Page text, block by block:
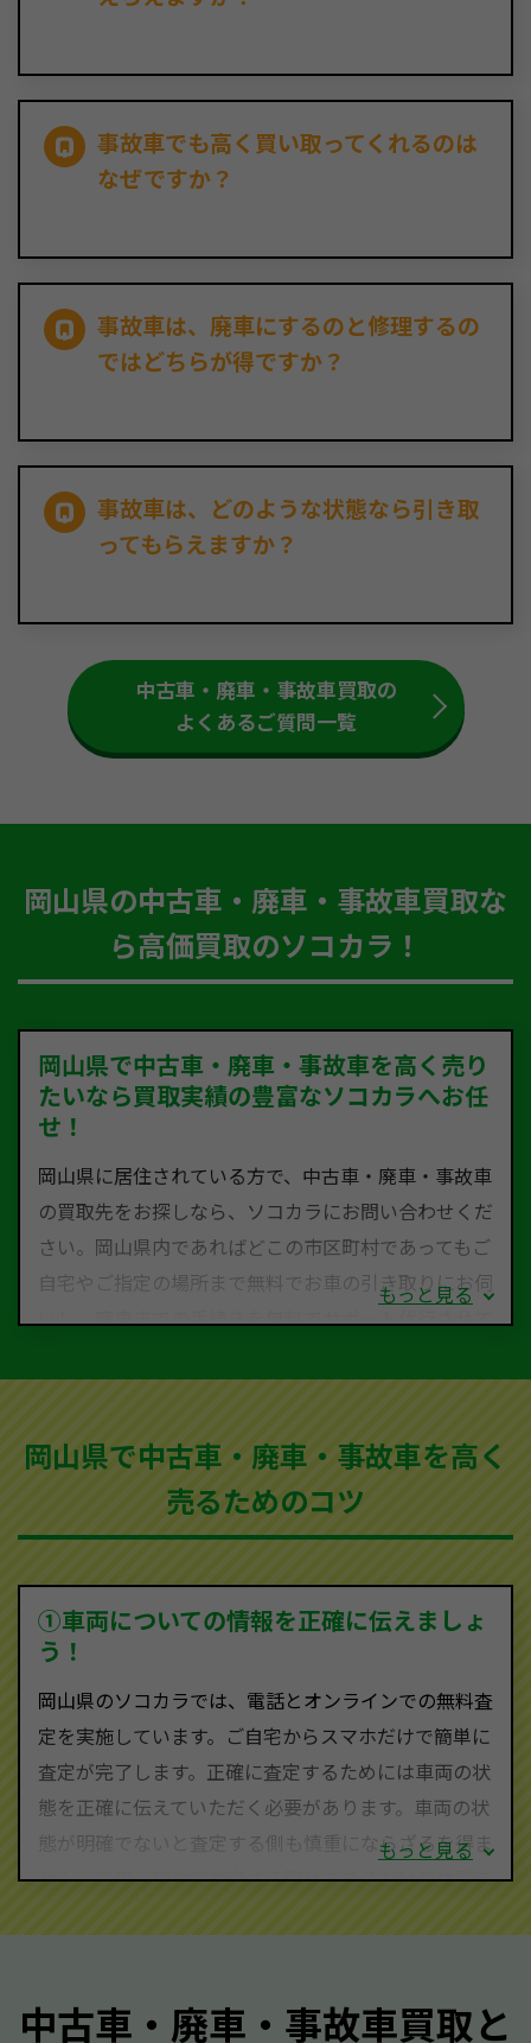
事故車でも高く買い取ってくれるのは
なぜですか？
事故車は、廃車にするのと修理するの
ではどちらが得ですか？
事故車は、どのような状態なら引き取
ってもらえますか？
中古車・廃車・事故車買取の
よくあるご質問一覧
岡山県の中古車・廃車・事故車買取な
ら高価買取のソコカラ！
岡山県で中古車・廃車・事故車を高く売り
たいなら買取実績の豊富なソコカラへお任
せ！
岡山県に居住されている方で、中古車・廃車・事故車
の買取先をお探しなら、ソコカラにお問い合わせくだ
さい。岡山県内であればどこの市区町村であってもご
自宅やご指定の場所まで無料でお車の引き取りにお伺
いし、廃車までの手続きを無料でサポート代行させて
買取可能です。
ソコカラは世界１１０か国に独自の販売ネットワーク
を持ち、国内に自社物流網、自社ヤードをもっている
を実現し、お客様に利益を還元することができるので
す。
590-870）までお問い合わせ下さい。
査定・ご相談・見積もりはすべて無料で行います。安
心してお問い合わせください。
もっと見る
岡山県で中古車・廃車・事故車を高く
売るためのコツ
①車両についての情報を正確に伝えましょ
う！
岡山県のソコカラでは、電話とオンラインでの無料査
定を実施しています。ご自宅からスマホだけで簡単に
査定が完了します。正確に査定するためには車両の状
態を正確に伝えていただく必要があります。車両の状
態が明確でないと査定する側も慎重にならざるを得ま
せん。廃車・事故車査定する際はできるだけ車検証を
質問させていただく内容は以下の通りとなります。
もっと見る
中古車・廃車・事故車買取と